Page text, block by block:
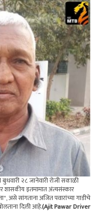
२८ जानेवारी रोजी सकाळी
शासकीय इतमामात अंत्यसंस्कार
सांगताना अजित पवारांच्या गाडीचे
दिली आहे.(Ajit Pawar Driver